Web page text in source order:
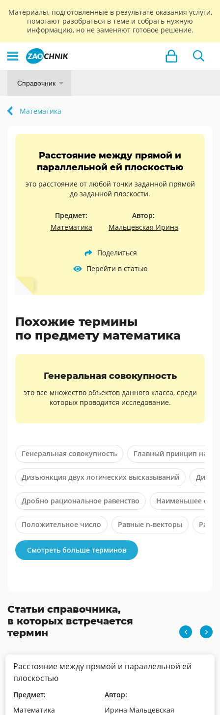
Материалы, подготовленные в результате оказания услуги,
помогают разобраться в теме и собрать нужную
информацию, но не заменяют готовое решение.
Справочник
Математика
Расстояние между прямой и
параллельной ей плоскостью
это расстояние от любой точки заданной прямой
до заданной плоскости.
Предмет:
Математика
Автор:
Мальцевская Ирина
Поделиться
Перейти в статью
Похожие термины
по предмету математика
Генеральная совокупность
это все множество объектов данного класса, среди
которых проводится исследование.
Генеральная совокупность Главный принцип
Дизъюнкция двух логических высказываний
Дробно рациональное равенство Наименьшее
Положительное число Равные n-векторы
Числовая функция с областью определения D
Смотреть больше терминов
Статьи справочника,
в которых встречается
термин
Расстояние между прямой и параллельной ей
плоскостью
Предмет:
Математика
Автор:
Ирина Мальцевская